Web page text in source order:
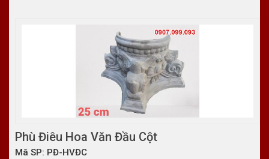
Phù Điêu Hoa Văn Đầu Cột
Mã SP: PĐ-HVĐC